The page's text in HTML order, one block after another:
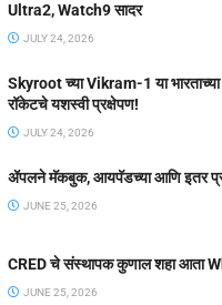
Ultra2, Watch9 सादर
JULY 24, 2026
Skyroot च्या Vikram-1 या भारताच्या
रॉकेटचे यशस्वी प्रक्षेपण!
JULY 24, 2026
ॲपलने मॅकबुक, आयपॅडच्या आणि इतर
JUNE 25, 2026
CRED चे संस्थापक कुणाल शहा आता
JUNE 25, 2026